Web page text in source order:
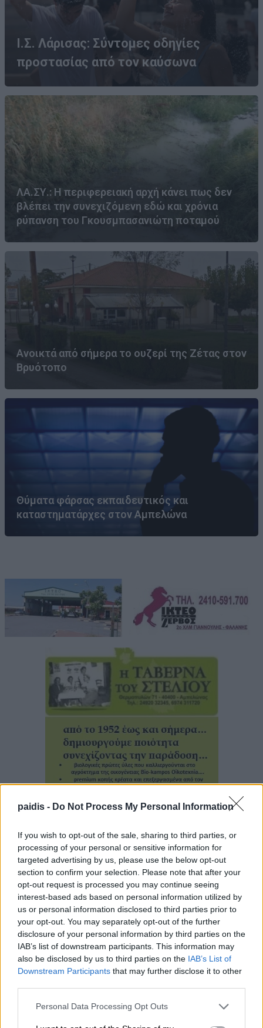
paidis - Do Not Process My Personal Information
If you wish to opt-out of the sale, sharing to third parties, or
processing of your personal or sensitive information for
targeted advertising by us, please use the below opt-out
section to confirm your selection. Please note that after your
opt-out request is processed you may continue seeing
interest-based ads based on personal information utilized by
us or personal information disclosed to third parties prior to
your opt-out. You may separately opt-out of the further
disclosure of your personal information by third parties on the
IAB’s list of downstream participants. This information may
also be disclosed by us to third parties on the IAB’s List of
Downstream Participants that may further disclose it to other
Personal Data Processing Opt Outs
Ι.Σ. Λάρισας: Σύντομες οδηγίες
προστασίας από τον καύσωνα
ΛΑ.ΣΥ.: Η περιφερειακή αρχή κάνει πως δεν
βλέπει την συνεχιζόμενη εδώ και χρόνια
ρύπανση του Γκουσμπασανιώτη ποταμού
Ανοικτά από σήμερα το ουζερί της Ζέτας στον
Βρυότοπο
Θύματα φάρσας εκπαιδευτικός και
καταστηματάρχες στον Αμπελώνα
▌ΤΕΛΕΥΤΑΙΑ ΝΕΑ